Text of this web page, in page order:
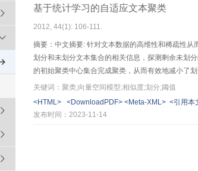
基于统计学习的自适应文本聚类
2012, 44(1): 106-111.
摘要：中文摘要: 针对文本数据的高维性和稀疏性
划分和未划分文本集合的相关信息，探测剩余未划
的初始聚类中心集合完成聚类，从而有效地减小了
数聚类算法通过经验或实验设定阈值参数的盲目性
关键词：聚类;向量空间模型;相似度;划分;阈值
<HTML>
<DownloadPDF> <Meta-XML> <引用本
发布时间：2023-11-14